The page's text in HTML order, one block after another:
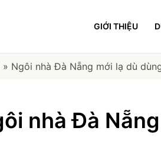
GIỚI THIỆU
» Ngôi nhà Đà Nẵng mới lạ dù
nhà Đà